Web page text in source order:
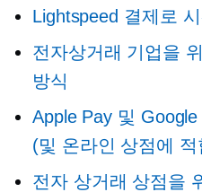
Lightspeed 결제로
전자상거래 기업을
방식
Apple Pay 및
(및 온라인 상점에 적
전자 상거래 상점을